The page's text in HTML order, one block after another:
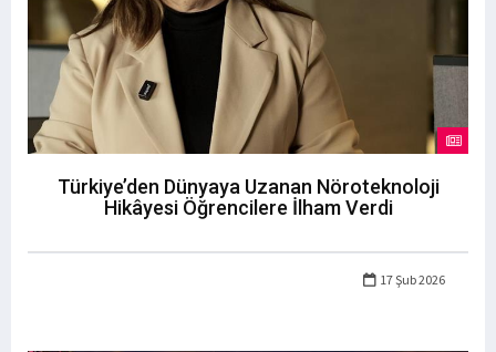
Türkiye’den Dünyaya Uzanan Nöroteknoloji
Hikâyesi Öğrencilere İlham Verdi
17 Şub 2026